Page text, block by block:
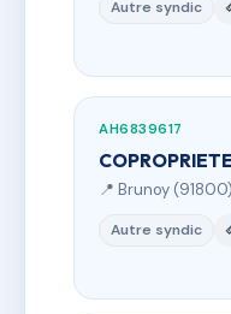
Autre syndic
AH6839617
📍 Brunoy (91800)
Autre syndic